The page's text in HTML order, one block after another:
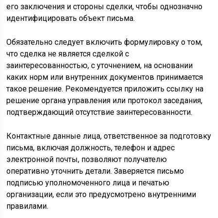
его заключения и стороны сделки, чтобы однозначно
идентифицировать объект письма.
Обязательно следует включить формулировку о том,
что сделка не является сделкой с
заинтересованностью, с уточнением, на основании
каких норм или внутренних документов принимается
такое решение. Рекомендуется приложить ссылку на
решение органа управления или протокол заседания,
подтверждающий отсутствие заинтересованности.
Контактные данные лица, ответственное за подготовку
письма, включая должность, телефон и адрес
электронной почты, позволяют получателю
оперативно уточнить детали. Заверяется письмо
подписью уполномоченного лица и печатью
организации, если это предусмотрено внутренними
правилами.